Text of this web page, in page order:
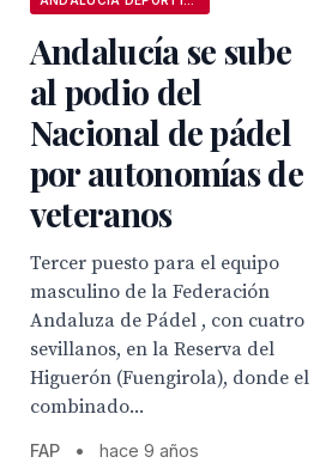
Andalucía se sube
al podio del
Nacional de pádel
por autonomías de
veteranos
Tercer puesto para el equipo
masculino de la Federación
Andaluza de Pádel , con cuatro
sevillanos, en la Reserva del
Higuerón (Fuengirola), donde el
combinado...
FAP • hace 9 años